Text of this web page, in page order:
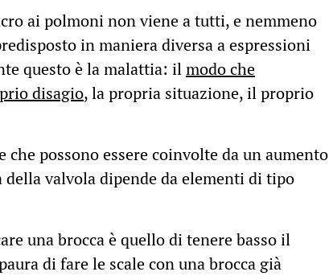
ai polmoni non viene a tutti, e nemmeno
in maniera diversa a espressioni
questo è la malattia: ilmodo che
disagio, la propria situazione, il proprio
possono essere coinvolte da un aumento
valvola dipende da elementi di tipo
una brocca è quello di tenere basso il
di fare le scale con una brocca già